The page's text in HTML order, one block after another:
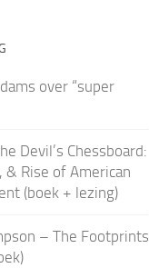
over “super
Devil’s Chessboard:
& Rise of American
(boek + lezing)
– The Footprints